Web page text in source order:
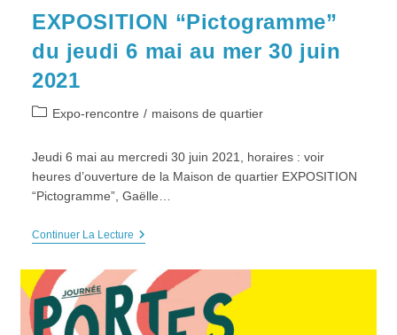
EXPOSITION “Pictogramme”
du jeudi 6 mai au mer 30 juin
2021
PostExpo-rencontre / maisons de quartier
Jeudi 6 mai au mercredi 30 juin 2021, horaires : voir
heures d’ouverture de la Maison de quartier EXPOSITION
“Pictogramme”, Gaëlle…
Continuer La LectureEXPOSITION
Jeudi
6
Mai
Au